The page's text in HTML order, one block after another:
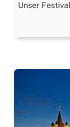
Unser